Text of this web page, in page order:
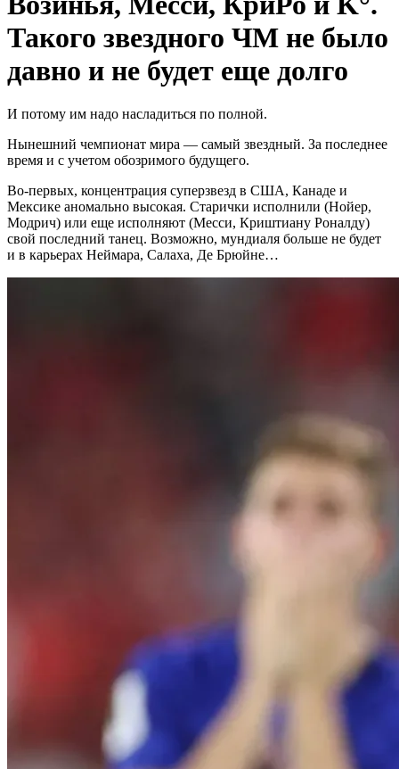
Такого звездного ЧМ не было
давно и не будет еще долго
И потому им надо насладиться по полной.
Нынешний чемпионат мира — самый звездный. За последнее
время и с учетом обозримого будущего.
Во-первых, концентрация суперзвезд в США, Канаде и
Мексике аномально высокая. Старички исполнили (Нойер,
Модрич) или еще исполняют (Месси, Криштиану Роналду)
свой последний танец. Возможно, мундиаля больше не будет
и в карьерах Неймара, Салаха, Де Брюйне…